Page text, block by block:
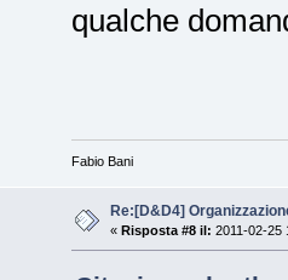
qualche
Fabio Bani
Re:[D&D4]
« Risposta #8 il: 2011-02-25